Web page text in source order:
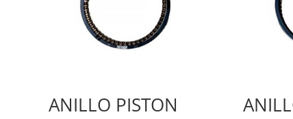
ANILLO PISTON